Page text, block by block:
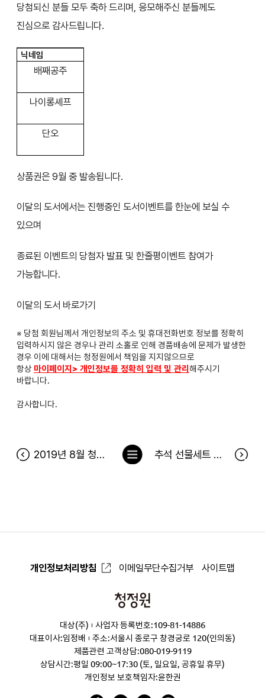
당첨되신 분들 모두 축하 드리며, 응모해주신 분들께도
진심으로 감사드립니다.
닉네임
배째공주
나이롱셰프
단오
상품권은 9월 중 발송됩니다.
이달의 도서에서는 진행중인 도서이벤트를 한눈에 보실 수
있으며
종료된 이벤트의 당첨자 발표 및 한줄평이벤트 참여가
가능합니다.
이달의 도서 바로가기
※ 당첨 회원님께서 개인정보의 주소 및 휴대전화번호 정보를 정확히
입력하시지 않은 경우나 관리 소홀로 인해 경품배송에 문제가 발생한
경우 이에 대해서는 청정원에서 책임을 지지않으므로
항상 마이페이지> 개인정보를 정확히 입력 및 관리 해주시기
바랍니다.
감사합니다.
2019년 8월 청정원 출석 이벤트 당첨자 추석 선물세트 아이콘 찾기 이벤트 당첨자
목
개인정보처리방침 이메일무단수집거부 사이트맵
청
원
대상(주)
사업자 등록번호:109-81-14886
대표이사:임정배
주소:서울시 종로구 창경궁로 120(인의동)
제품관련 고객상담:080-019-9119
상담시간:평일 09:00~17:30 (토, 일요일, 공휴일 휴무)
개인정보 보호책임자:윤한권